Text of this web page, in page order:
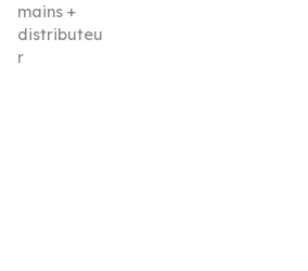
mains +
distributeu
r